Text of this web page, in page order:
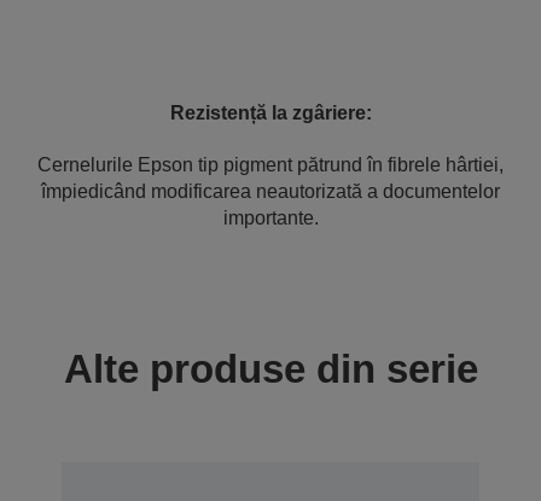
Rezistență la zgâriere:
Cernelurile Epson tip pigment pătrund în fibrele hârtiei,
împiedicând modificarea neautorizată a documentelor
importante.
Alte produse din serie